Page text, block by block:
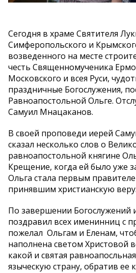
Сегодня в храме Святителя
Симферопольского и
возведенного на месте
честь Священномученика
Московского и всея Руси,
праздничные Богослужения,
Равноапостольной Ольге.
Самуил Мнацаканов.
В своей проповеди иерей
сказал несколько слов о
равноапостольной княгине
Крещение, когда ей было уже
Ольга стала первым
принявшим христианскую веру.
По завершении Богослужений
поздравил всех именинниц с
пожелал Ольгам и Еленам,
наполнена светом Христовой
какой и святая
языческую страну, обратив ее